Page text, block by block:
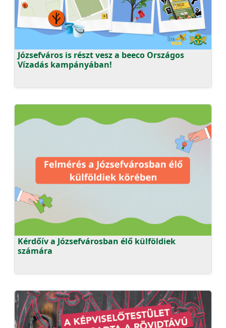
Józsefváros is részt vesz a beeco Országos
Vízadás kampányában!
Kérdőív a Józsefvárosban élő külföldiek
számára